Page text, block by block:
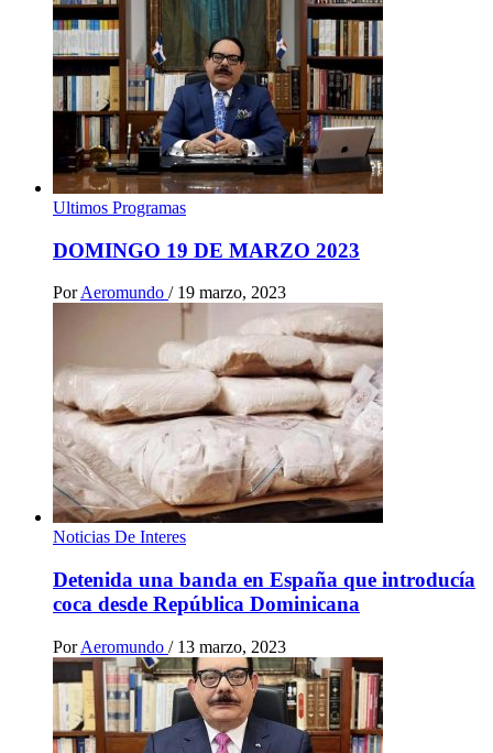
Ultimos Programas
DOMINGO 19 DE MARZO 2023
Por Aeromundo / 19 marzo, 2023
Noticias De Interes
Detenida una banda en España que introducía
coca desde República Dominicana
Por Aeromundo / 13 marzo, 2023